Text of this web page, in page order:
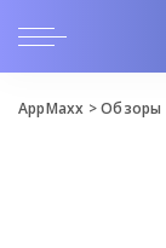
AppMaxx >Обзоры